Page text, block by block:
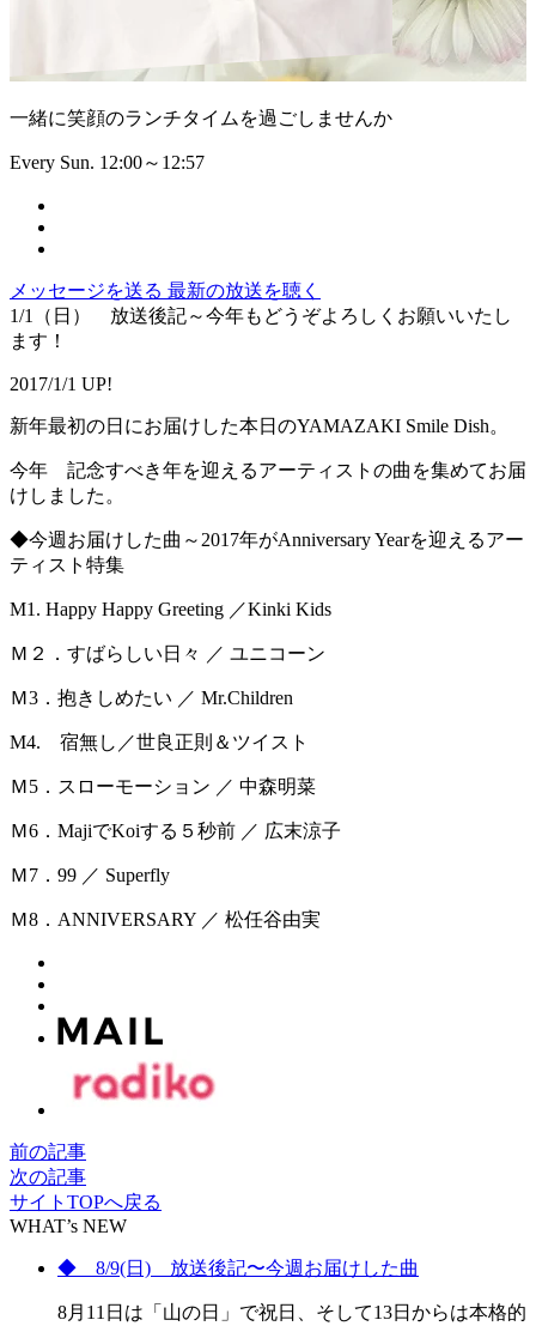
一緒に笑顔のランチタイムを過ごしませんか
Every Sun. 12:00～12:57
メッセージを送る 最新の放送を聴く
1/1（日） 放送後記～今年もどうぞよろしくお願いいたし
ます！
2017/1/1 UP!
新年最初の日にお届けした本日のYAMAZAKI Smile Dish。
今年 記念すべき年を迎えるアーティストの曲を集めてお届
けしました。
◆今週お届けした曲～2017年がAnniversary Yearを迎えるアー
ティスト特集
M1. Happy Happy Greeting ／Kinki Kids
Ｍ２．すばらしい日々 ／ ユニコーン
Ｍ3．抱きしめたい ／ Mr.Children
M4. 宿無し／世良正則＆ツイスト
Ｍ5．スローモーション ／ 中森明菜
Ｍ6．MajiでKoiする５秒前 ／ 広末涼子
Ｍ7．99 ／ Superfly
Ｍ8．ANNIVERSARY ／ 松任谷由実
前の記事
次の記事
サイトTOPへ戻る
WHAT’s NEW
◆ 8/9(日) 放送後記〜今週お届けした曲
8月11日は「山の日」で祝日、そして13日からは本格的